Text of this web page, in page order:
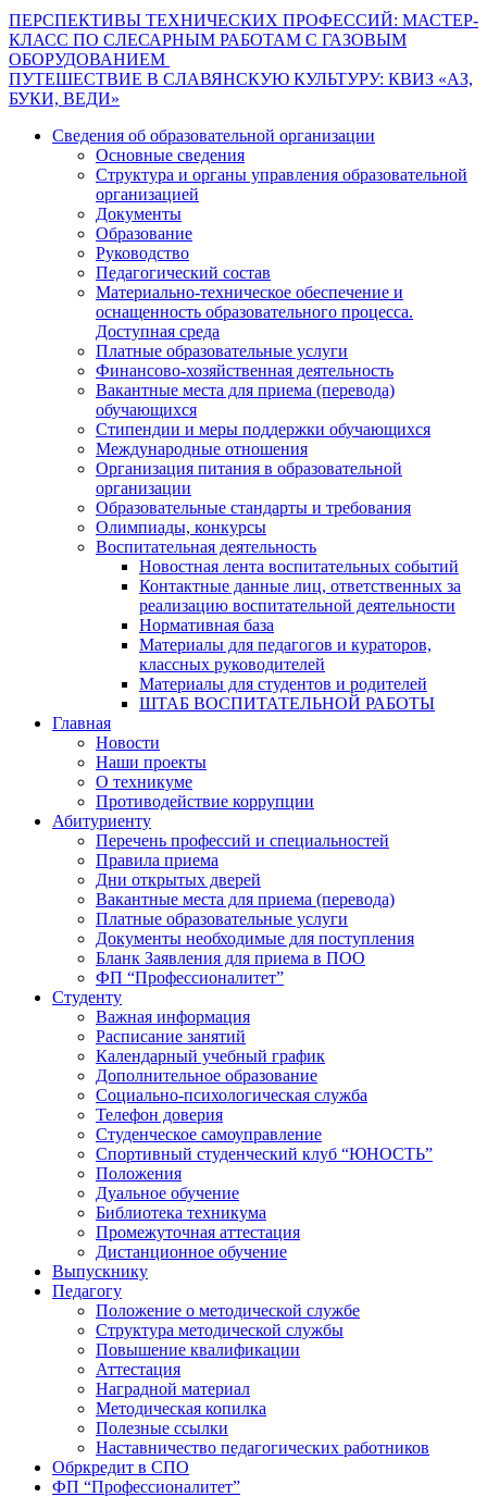
Навигация
по
записям
ПЕРСПЕКТИВЫ ТЕХНИЧЕСКИХ ПРОФЕССИЙ: МАСТЕР-
КЛАСС ПО СЛЕСАРНЫМ РАБОТАМ С ГАЗОВЫМ
ОБОРУДОВАНИЕМ
ПУТЕШЕСТВИЕ В СЛАВЯНСКУЮ КУЛЬТУРУ: КВИЗ «АЗ,
БУКИ, ВЕДИ»
Сведения об образовательной организации
Основные сведения
Структура и органы управления образовательной
организацией
Документы
Образование
Руководство
Педагогический состав
Материально-техническое обеспечение и
оснащенность образовательного процесса.
Доступная среда
Платные образовательные услуги
Финансово-хозяйственная деятельность
Вакантные места для приема (перевода)
обучающихся
Стипендии и меры поддержки обучающихся
Международные отношения
Организация питания в образовательной
организации
Образовательные стандарты и требования
Олимпиады, конкурсы
Воспитательная деятельность
Новостная лента воспитательных событий
Контактные данные лиц, ответственных за
реализацию воспитательной деятельности
Нормативная база
Материалы для педагогов и кураторов,
классных руководителей
Материалы для студентов и родителей
ШТАБ ВОСПИТАТЕЛЬНОЙ РАБОТЫ
Главная
Новости
Наши проекты
О техникуме
Противодействие коррупции
Абитуриенту
Перечень профессий и специальностей
Правила приема
Дни открытых дверей
Вакантные места для приема (перевода)
Платные образовательные услуги
Документы необходимые для поступления
Бланк Заявления для приема в ПОО
ФП “Профессионалитет”
Студенту
Важная информация
Расписание занятий
Календарный учебный график
Дополнительное образование
Социально-психологическая служба
Телефон доверия
Студенческое самоуправление
Спортивный студенческий клуб “ЮНОСТЬ”
Положения
Дуальное обучение
Библиотека техникума
Промежуточная аттестация
Дистанционное обучение
Выпускнику
Педагогу
Положение о методической службе
Структура методической службы
Повышение квалификации
Аттестация
Наградной материал
Методическая копилка
Полезные ссылки
Наставничество педагогических работников
Обркредит в СПО
ФП “Профессионалитет”